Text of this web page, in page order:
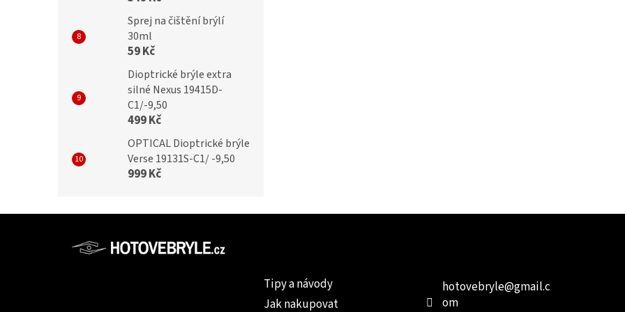
Sprej na čištění brýlí
30ml
59 Kč
Dioptrické brýle extra
silné Nexus 19415D-
C1/-9,50
499 Kč
OPTICAL Dioptrické brýle
Verse 19131S-C1/ -9,50
999 Kč
Tipy a návody
Jak nakupovat
hotovebryle@gmail.c
om